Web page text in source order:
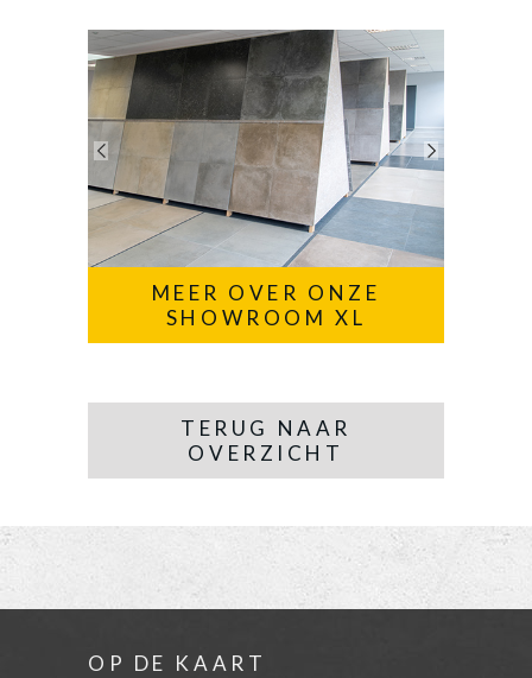
MEER OVER ONZE
SHOWROOM XL
TERUG NAAR
OVERZICHT
OP DE KAART